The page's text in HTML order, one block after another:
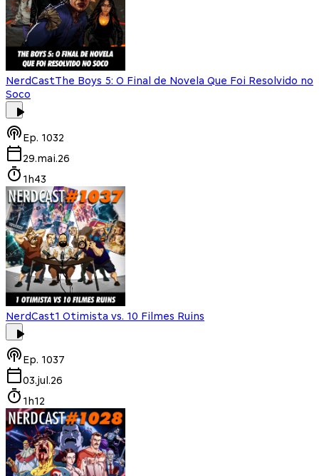
NerdCastThe Boys 5: O Final de Novela Que Foi Resolvido no
Soco
Ep. 1032
29.mai.26
1h43
NerdCast1 Otimista vs. 10 Filmes Ruins
Ep. 1037
03.jul.26
1h12